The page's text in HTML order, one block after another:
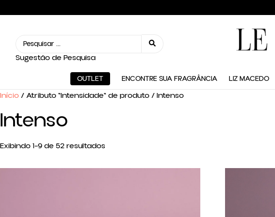
Sugestão de Pesquisa
OUTLET ENCONTRE SUA FRAGRÂNCIA LIZ MACEDO
Início/ Atributo "Intensidade" de produto / Intenso
Intenso
Exibindo 1–9 de 52 resultados